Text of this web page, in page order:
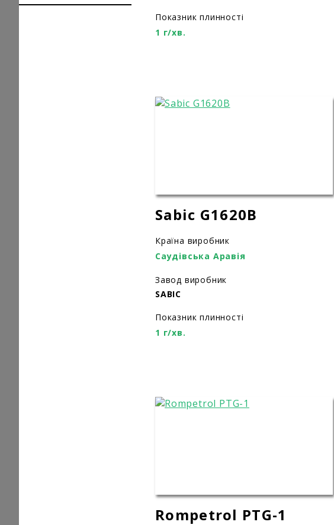
Показник плинності
1 г/хв.
Sabic G1620B
Країна виробник
Саудівська Аравія
Завод виробник
SABIC
Показник плинності
1 г/хв.
Rompetrol PTG-1